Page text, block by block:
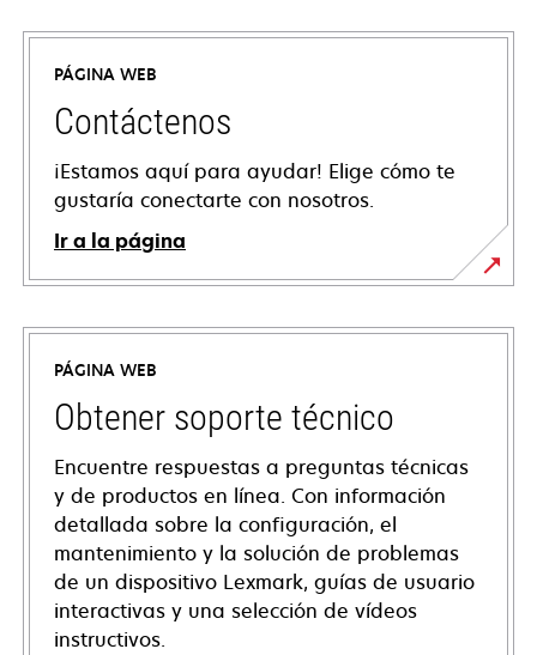
PÁGINA WEB
Contáctenos
¡Estamos aquí para ayudar! Elige cómo te
gustaría conectarte con nosotros.
Ir a la página
PÁGINA WEB
Obtener soporte técnico
Encuentre respuestas a preguntas técnicas
y de productos en línea. Con información
detallada sobre la configuración, el
mantenimiento y la solución de problemas
de un dispositivo Lexmark, guías de usuario
interactivas y una selección de vídeos
instructivos.